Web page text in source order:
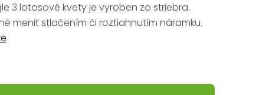
3 lotosové kvety je vyroben zo striebra.
meniť stlačením či roztiahnutím náramku.